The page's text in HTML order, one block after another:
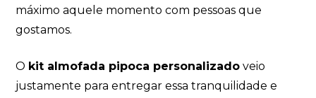
máximo aquele momento com pessoas que
gostamos.
O kit almofada pipoca personalizado veio
justamente para entregar essa tranquilidade e